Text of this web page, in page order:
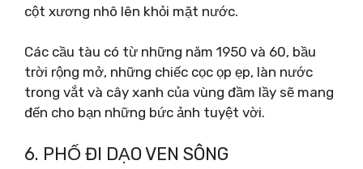
cột xương nhô lên khỏi mặt nước.
Các cầu tàu có từ những năm 1950 và 60, bầu
trời rộng mở, những chiếc cọc ọp ẹp, làn nước
trong vắt và cây xanh của vùng đầm lầy sẽ mang
đến cho bạn những bức ảnh tuyệt vời.
6. PHỐ ĐI DẠO VEN SÔNG